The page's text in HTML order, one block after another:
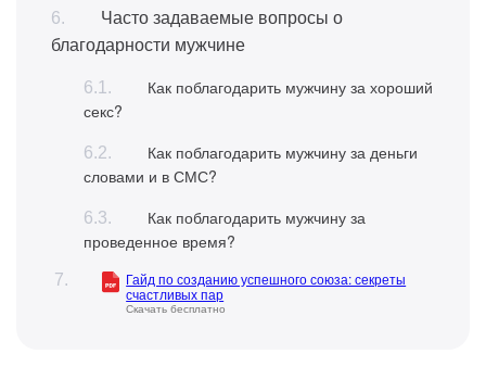
Часто задаваемые вопросы о
благодарности мужчине
Как поблагодарить мужчину за хороший
секс?
Как поблагодарить мужчину за деньги
словами и в СМС?
Как поблагодарить мужчину за
проведенное время?
Гайд по созданию успешного союза: секреты
счастливых пар
Скачать бесплатно